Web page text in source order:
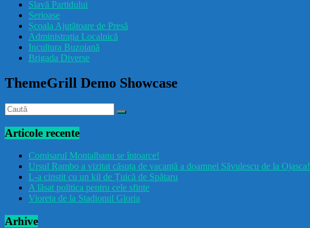
Slavă Partidului
Serioase
Școala Ajutătoare de Presă
Administrația Localnică
Incultura Buzoiană
Brigada Diverse
ThemeGrill Demo Showcase
Articole recente
Comisarul Montalbanu se întoarce!
Ursul Rambo a vizitat căsuța de vacanță a doamnei Săvulescu de la Ojasca!
L-a cinstit cu un kil de Țuică de Spătaru
A lăsat politica pentru cele sfinte
Vioreta de la Stadionul Gloria
Arhive